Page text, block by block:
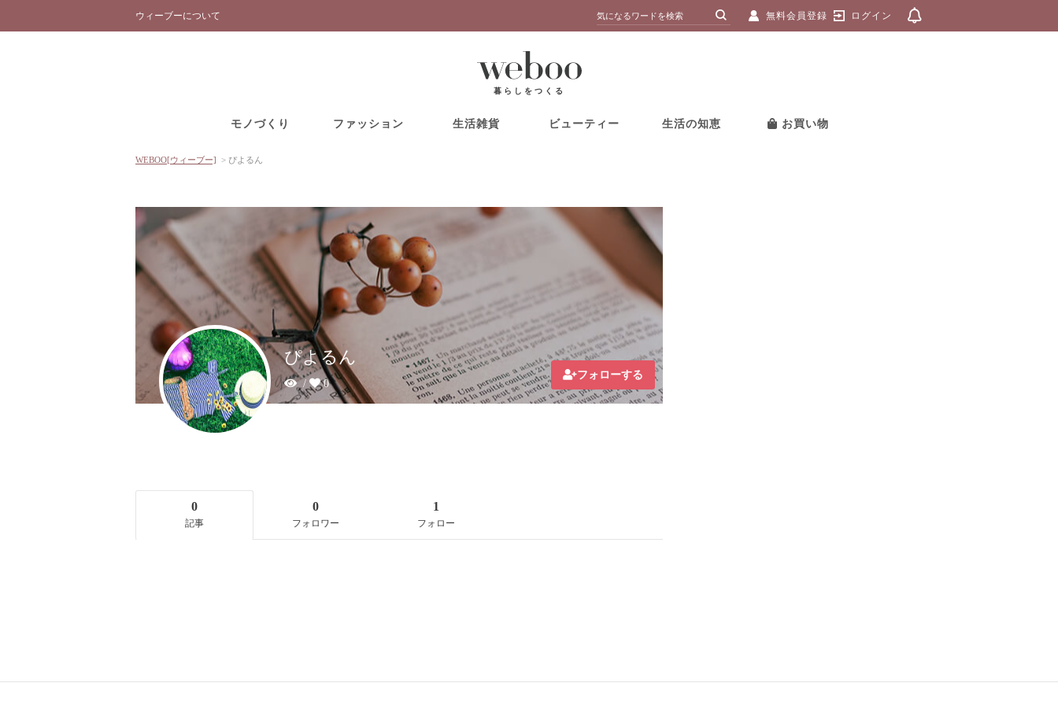
ウィーブーについて 無料会員登録 ログイン
暮らしをつくる
モノづくり ファッション 生活雑貨 ビューティー 生活の知恵 お買い物
WEBOO[ウィーブー] > ぴよるん
フォローする
ぴよるん
/ 0
0
記事
0
フォロワー
1
フォロー